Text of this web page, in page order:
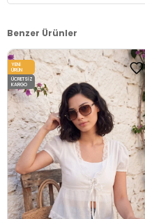
Benzer Ürünler
YENI
ÜRÜN
ÜCRETSIZ
KARGO